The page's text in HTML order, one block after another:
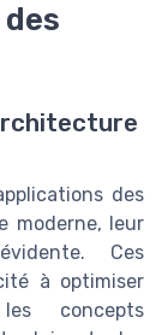
des
moderne, leur
Ces
à optimiser
concepts